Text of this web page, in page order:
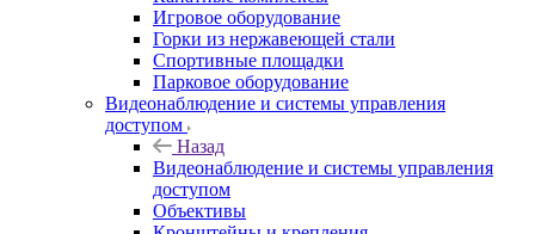
Игровое оборудование
Горки из нержавеющей стали
Спортивные площадки
Парковое оборудование
Видеонаблюдение и системы управления
доступом
Назад
Видеонаблюдение и системы управления
доступом
Объективы